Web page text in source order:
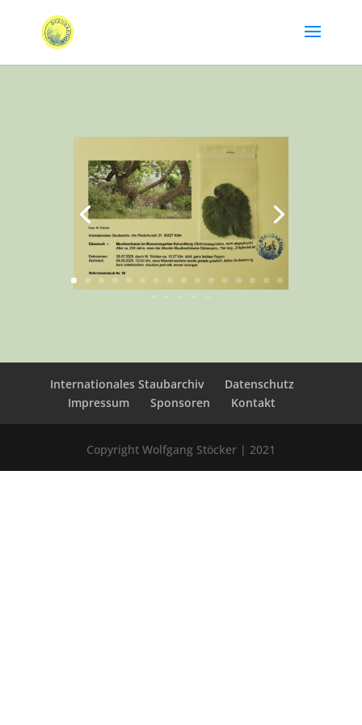
Internationales Staubarchiv
Datenschutz
Impressum
Sponsoren Kontakt
Copyright Wolfgang Stöcker | 2021